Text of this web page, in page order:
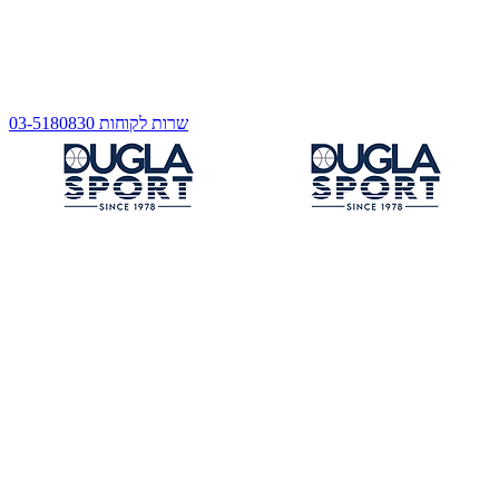
שרות לקוחות 03-5180830